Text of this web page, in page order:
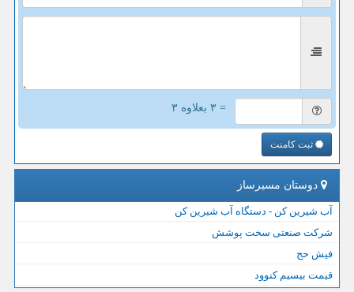
= ۳ بعلاوه ۳
ثبت کامنت
دوستان مسیرساز
آب شیرین کن - دستگاه آب شیرین کن
شرکت صنعتی سخت پوشش
فیش حج
قیمت بیسیم کنوود